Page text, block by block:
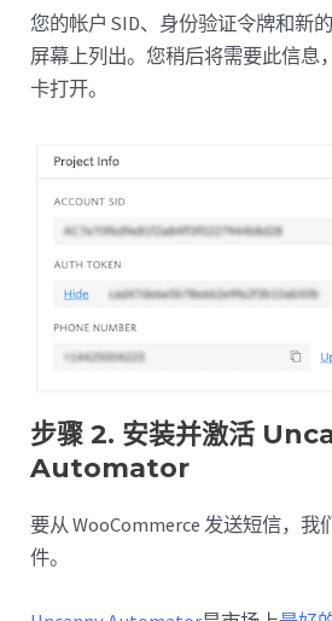
您的帐户 SID、身份验证令牌和新
屏幕上列出。您稍后将需要此信息
卡打开。
步骤 2. 安装并激活
Automator
要从 WooCommerce 发送短信，我
件。